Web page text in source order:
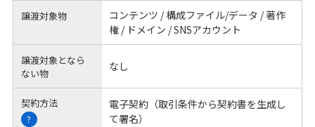
譲渡対象物
コンテンツ / 構成ファイル/データ / 著作
権 / ドメイン / SNSアカウント
譲渡対象となら
ない物
なし
契約方法
?
電子契約（取引条件から契約書を生成し
て署名）